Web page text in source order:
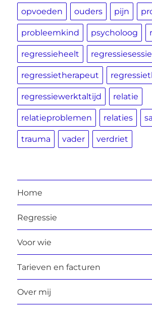
opvoeden ouders pijn
probleemkind psycholoog
regressieheelt regressiesessie
regressietherapeut
regressiewerktaltijd relatie
relatieproblemen relaties
trauma vader verdriet
Home
Regressie
Voor wie
Tarieven en facturen
Over mij